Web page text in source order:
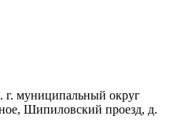
г. муниципальный округ
Шипиловский проезд, д.